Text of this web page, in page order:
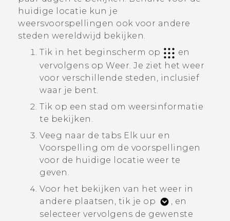
Aanmelden
huidige locatie kun je
weersvoorspellingen ook voor andere
steden wereldwijd bekijken.
Tik in het beginscherm op
en
vervolgens op Weer Je ziet het weer
voor verschillende steden, inclusief
waar je bent.
Tik op een stad om weersinformatie
te bekijken.
Veeg naar de tabs Elk uur en
Voorspelling om de voorspellingen
voor de huidige locatie weer te
geven.
Voor het bekijken van het weer in
andere plaatsen, tik je op
, en
selecteer vervolgens de gewenste